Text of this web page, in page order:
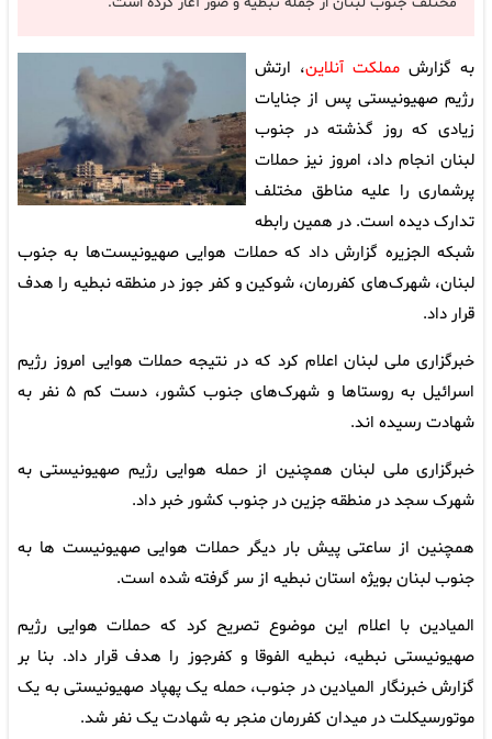
به گزارش مملکت آنلاین، ارتش
رژیم صهیونیستی پس از جنایات
زیادی که روز گذشته در جنوب
لبنان انجام داد، امروز نیز حملات
پرشماری را علیه مناطق مختلف
تدارک دیده است. در همین رابطه
شبکه الجزیره گزارش داد که حملات هوایی صهیونیست‌ها به جنوب
لبنان، شهرک‌های کفررمان، شوکین و کفر جوز در منطقه نبطیه را هدف
قرار داد.
خبرگزاری ملی لبنان اعلام کرد که در نتیجه حملات هوایی امروز رژیم
اسرائیل به روستاها و شهرک‌های جنوب کشور، دست کم ۵ نفر به
شهادت رسیده اند.
خبرگزاری ملی لبنان همچنین از حمله هوایی رژیم صهیونیستی به
شهرک سجد در منطقه جزین در جنوب کشور خبر داد.
همچنین از ساعتی پیش بار دیگر حملات هوایی صهیونیست ها به
جنوب لبنان بویژه استان نبطیه از سر گرفته شده است.
المیادین با اعلام این موضوع تصریح کرد که حملات هوایی رژیم
صهیونیستی نبطیه، نبطیه الفوقا و کفرجوز را هدف قرار داد. بنا بر
گزارش خبرنگار المیادین در جنوب، حمله یک پهپاد صهیونیستی به یک
موتورسیکلت در میدان کفررمان منجر به شهادت یک نفر شد.